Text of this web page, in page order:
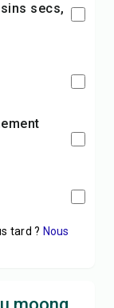
secs,
tard ? Nous